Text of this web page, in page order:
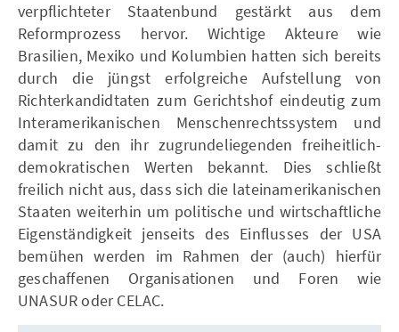
verpflichteter Staatenbund gestärkt aus dem
Reformprozess hervor. Wichtige Akteure wie
Brasilien, Mexiko und Kolumbien hatten sich bereits
durch die jüngst erfolgreiche Aufstellung von
Richterkandidtaten zum Gerichtshof eindeutig zum
Interamerikanischen Menschenrechtssystem und
damit zu den ihr zugrundeliegenden freiheitlich-
demokratischen Werten bekannt. Dies schließt
freilich nicht aus, dass sich die lateinamerikanischen
Staaten weiterhin um politische und wirtschaftliche
Eigenständigkeit jenseits des Einflusses der USA
bemühen werden im Rahmen der (auch) hierfür
geschaffenen Organisationen und Foren wie
UNASUR oder CELAC.